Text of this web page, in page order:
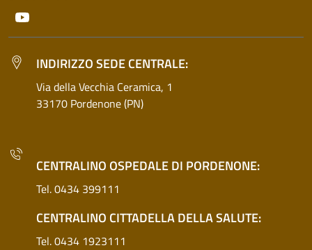
INDIRIZZO SEDE CENTRALE:
Via della Vecchia Ceramica, 1
33170 Pordenone (PN)
CENTRALINO OSPEDALE DI PORDENONE:
Tel. 0434 399111
CENTRALINO CITTADELLA DELLA SALUTE:
Tel. 0434 1923111